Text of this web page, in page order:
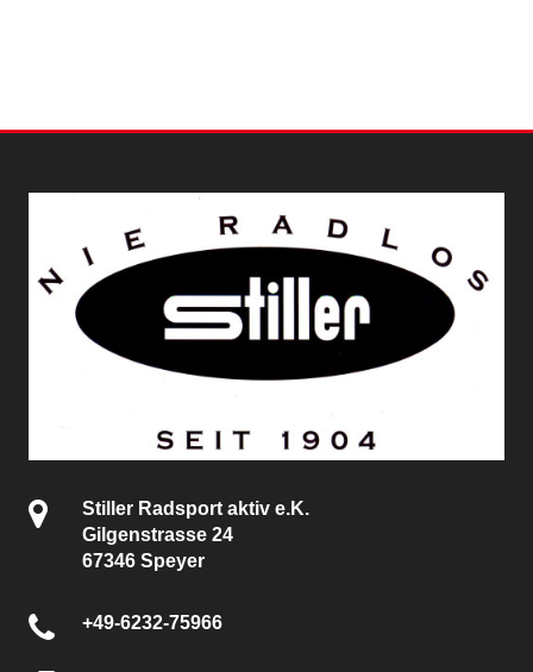
Stiller Radsport aktiv e.K.
Gilgenstrasse 24
67346 Speyer
+49-6232-75966